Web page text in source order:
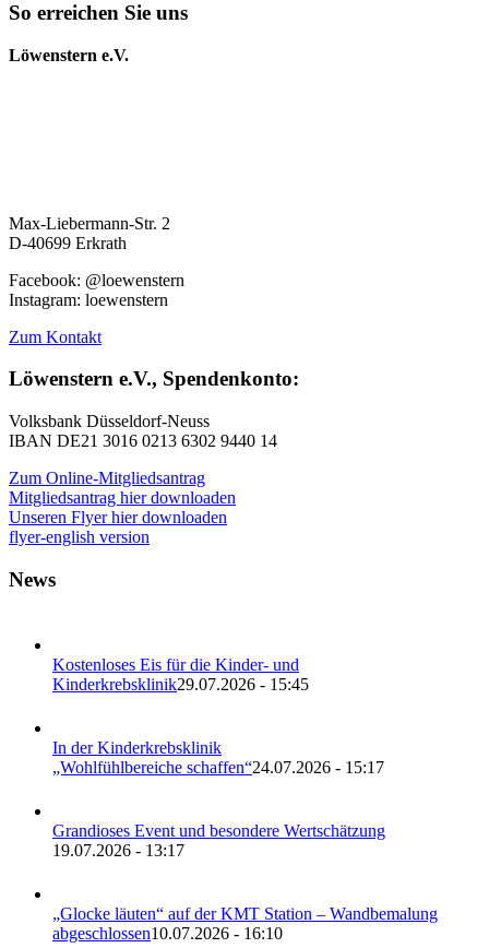
So erreichen Sie uns
Löwenstern e.V.
Max-Liebermann-Str. 2
D-40699 Erkrath
Facebook: @loewenstern
Instagram: loewenstern
Zum Kontakt
Löwenstern e.V., Spendenkonto:
Volksbank Düsseldorf-Neuss
IBAN DE21 3016 0213 6302 9440 14
Zum Online-Mitgliedsantrag
Mitgliedsantrag hier downloaden
Unseren Flyer hier downloaden
flyer-english version
News
Kostenloses Eis für die Kinder- und
Kinderkrebsklinik29.07.2026 - 15:45
In der Kinderkrebsklinik
„Wohlfühlbereiche schaffen“24.07.2026 - 15:17
Grandioses Event und besondere Wertschätzung
19.07.2026 - 13:17
„Glocke läuten“ auf der KMT Station – Wandbemalung
abgeschlossen10.07.2026 - 16:10